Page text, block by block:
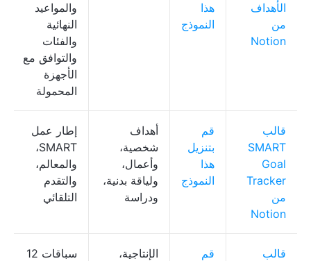
الأهداف
من
Notion
هذا
النموذج
والمواعيد
النهائية
والفئات
والتوافق مع
الأجهزة
المحمولة
قالب
SMART
Goal
Tracker
من
Notion
قم
بتنزيل
هذا
النموذج
أهداف
شخصية،
وأعمال،
ولياقة بدنية،
ودراسة
إطار عمل
SMART،
والمعالم،
والتقدم
التلقائي
قالب
قم
الإنتاجية،
سباقات 12